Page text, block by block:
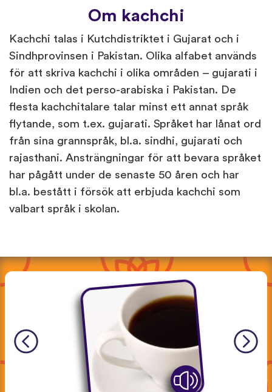
Om kachchi
Kachchi talas i Kutchdistriktet i Gujarat och i
Sindhprovinsen i Pakistan. Olika alfabet används
för att skriva kachchi i olika områden – gujarati i
Indien och det perso-arabiska i Pakistan. De
flesta kachchitalare talar minst ett annat språk
flytande, som t.ex. gujarati. Språket har lånat ord
från sina grannspråk, bl.a. sindhi, gujarati och
rajasthani. Ansträngningar för att bevara språket
har pågått under de senaste 50 åren och har
bl.a. bestått i försök att erbjuda kachchi som
valbart språk i skolan.